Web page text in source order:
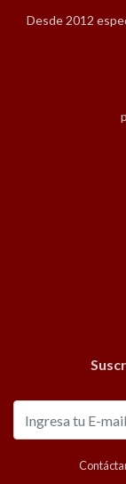
Desde 2012